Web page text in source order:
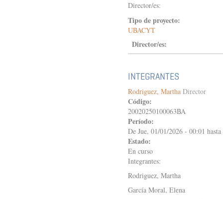
LATINA":
POLÍTICA
RELIGIÓN
DE
DEL
IMPERIO
A
GUERRA
(1910-
Director/es:
Tipo de proyecto:
UBACYT
Director/es:
INTEGRANTES
Rodriguez, Martha Director
Código:
20020250100063BA
Período:
De Jue, 01/01/2026 - 00:01 hasta
Estado:
En curso
Integrantes:
Rodriguez, Martha
García Moral, Elena